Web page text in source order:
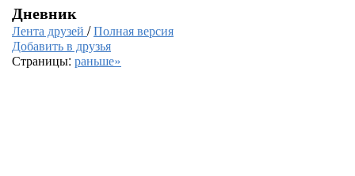
Дневник
Лента друзей /Полная версия
Добавить в друзья
Страницы: раньше»